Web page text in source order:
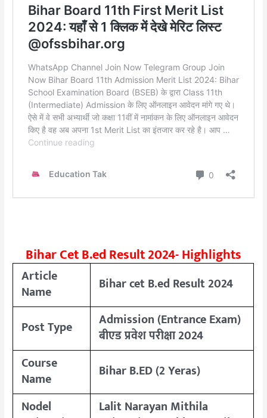
Bihar Cet B.ed Result 2024- Highlights
Article
Name Bihar cet B.ed Result 2024
Post Type Admission (Entrance Exam)
बीएड प्रवेश परीक्षा 2024
Course
Name
Bihar B.ED (2 Yeras)
Nodel
Lalit Narayan Mithila